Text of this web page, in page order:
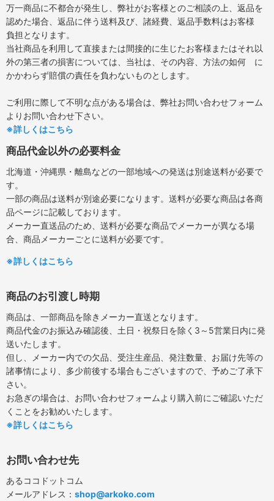
万一商品に不都合が発生し、弊社がお客様とのご相談の上、返品を
認めた場合、返品に伴う送料及び、諸経費、返品手数料はお客様
負担となります。
当社商品を利用して直接または間接的に生じたお客様またはそれ以
外の第三者の損害については、当社は、その内容、方法の如何 に
かかわらず賠償の責任を負わないものとします。
ご利用に際して不明な点がある場合は、弊社お問い合わせフォーム
よりお問い合わせ下さい。
※詳しくはこちら
商品代金以外の必要料金
北海道・沖縄県・離島などの一部地域への発送は別途送料が必要で
す。
一部の商品は送料が別途必要になります。送料が必要な商品は各商
品ページに記載しております。
メーカー直送品のため、送料が必要な商品でメーカーが異なる場
合、商品メーカーごとに送料が必要です。
※詳しくはこちら
商品のお引渡し時期
商品は、一部商品を除きメーカー直送となります。
商品代金のお振込み確認後、土日・祝祭日を除く3～5営業日内に発
送いたします。
但し、メーカー内での欠品、受注生産品、発注数量、お届け先等の
諸事情により、多少前後する場合もございますので、予めご了承下
さい。
お急ぎの場合は、お問い合わせフォームより購入前にご確認いただ
くことをお勧めいたします。
※詳しくはこちら
お問い合わせ先
あるココドットコム
メールアドレス： shop@arkoko.com